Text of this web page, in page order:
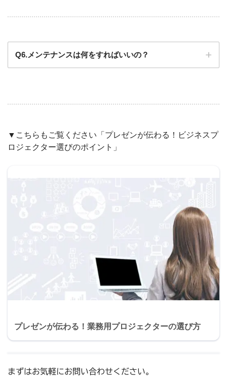
Q6.メンテナンスは何をすればいいの？
▼こちらもご覧ください「プレゼンが伝わる！ビジネスプ
ロジェクター選びのポイント」
プレゼンが伝わる！業務用プロジェクターの選び方
まずはお気軽にお問い合わせください。